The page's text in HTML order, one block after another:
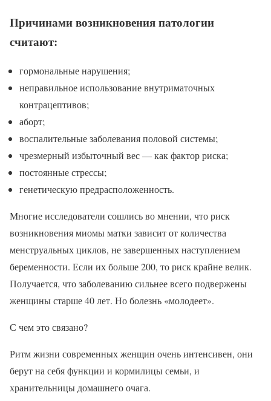
Причинами возникновения патологии
считают:
гормональные нарушения;
неправильное использование внутриматочных
контрацептивов;
аборт;
воспалительные заболевания половой системы;
чрезмерный избыточный вес — как фактор риска;
постоянные стрессы;
генетическую предрасположенность.
Многие исследователи сошлись во мнении, что риск
возникновения миомы матки зависит от количества
менструальных циклов, не завершенных наступлением
беременности. Если их больше 200, то риск крайне велик.
Получается, что заболеванию сильнее всего подвержены
женщины старше 40 лет. Но болезнь «молодеет».
С чем это связано?
Ритм жизни современных женщин очень интенсивен, они
берут на себя функции и кормилицы семьи, и
хранительницы домашнего очага.